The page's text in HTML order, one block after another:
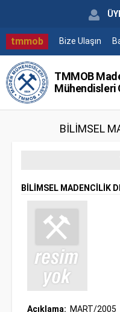
tmmob Bize Ulaşın
TMMOB
Mühendisleri
BİLİMSEL
BİLİMSEL MADENCİLİK
Açıklama: MART/2005